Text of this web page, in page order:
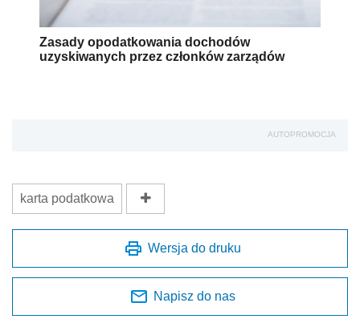
Zasady opodatkowania dochodów
uzyskiwanych przez członków zarządów
AUTOPROMOCJA
karta podatkowa
Wersja do druku
Napisz do nas